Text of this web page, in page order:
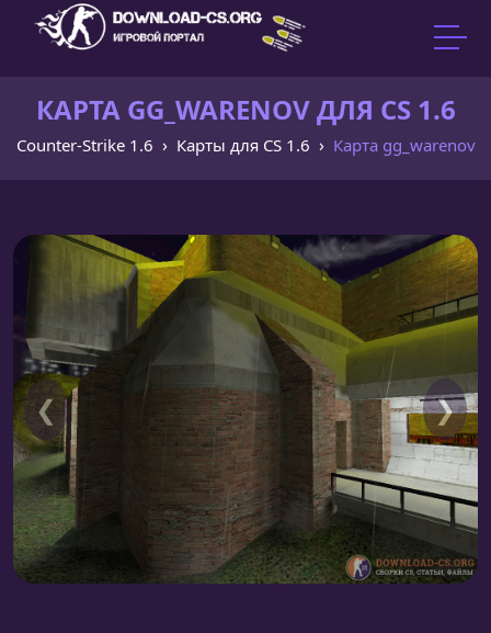
КАРТА GG_WARENOV ДЛЯ CS 1.6
Counter-Strike 1.6 Карты для CS 1.6 Карта gg_warenov
❮ ❯